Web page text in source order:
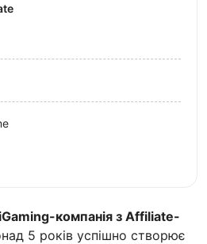
iGaming-компанія з Affiliate-
5 років успішно створює